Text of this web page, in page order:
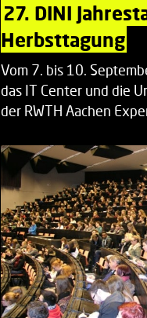
27. DINI
Herbsttagung
Vom 7. bis 10.
das IT Center und die
der RWTH Aachen